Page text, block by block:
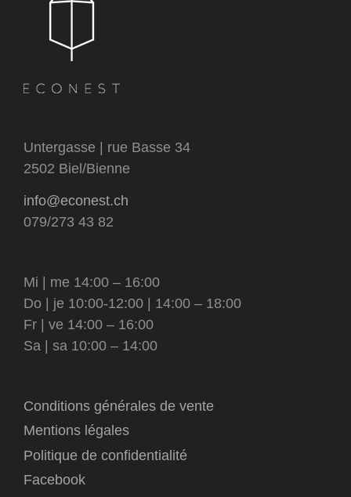
Untergasse | rue Basse 34
2502 Biel/Bienne
info@econest.ch
079/273 43 82
Mi | me 14:00 – 16:00
Do | je 10:00-12:00 | 14:00 – 18:00
Fr | ve 14:00 – 16:00
Sa | sa 10:00 – 14:00
Conditions générales de vente
Mentions légales
Politique de confidentialité
Facebook